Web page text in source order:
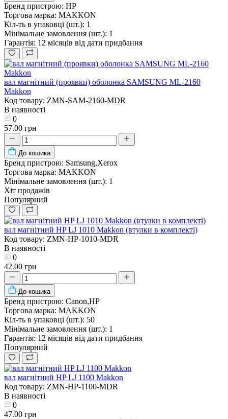
Бренд пристрою: HP
Торгова марка: MAKKON
Кіл-ть в упаковці (шт.): 1
Мінімальне замовлення (шт.): 1
Гарантія: 12 місяців від дати придбання
вал магнітний (проявки) оболонка SAMSUNG ML-2160
Makkon
Код товару: ZMN-SAM-2160-MDR
В наявності
0
57.00 грн
До кошика
Бренд пристрою: Samsung,Xerox
Торгова марка: MAKKON
Мінімальне замовлення (шт.): 1
Хіт продажів
Популярний
вал магнітний HP LJ 1010 Makkon (втулки в комплекті)
Код товару: ZMN-HP-1010-MDR
В наявності
0
42.00 грн
До кошика
Бренд пристрою: Canon,HP
Торгова марка: MAKKON
Кіл-ть в упаковці (шт.): 50
Мінімальне замовлення (шт.): 1
Гарантія: 12 місяців від дати придбання
Популярний
вал магнітний HP LJ 1100 Makkon
Код товару: ZMN-HP-1100-MDR
В наявності
0
47.00 грн